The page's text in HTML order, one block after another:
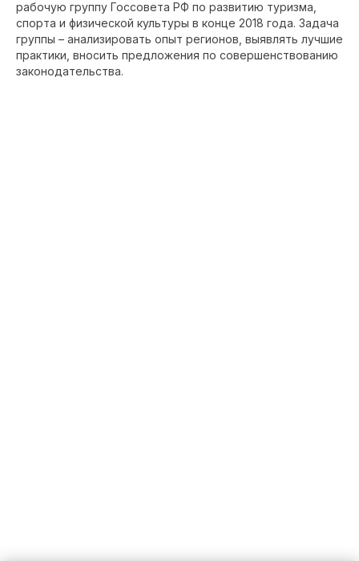
рабочую группу Госсовета РФ по развитию туризма,
спорта и физической культуры в конце 2018 года. Задача
группы – анализировать опыт регионов, выявлять лучшие
практики, вносить предложения по совершенствованию
законодательства.